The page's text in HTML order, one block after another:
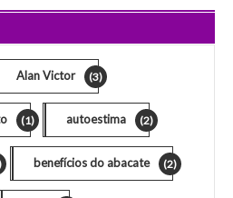
Alan Victor (3)
(1) autoestima (2)
benefícios do abacate (2)